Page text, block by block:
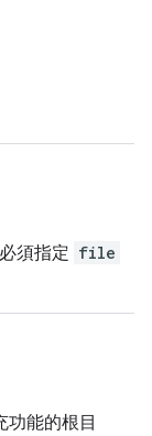
須指定 file
能的根目